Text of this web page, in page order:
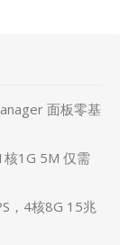
面板零基
核1G 5M 仅需
，4核8G 15兆